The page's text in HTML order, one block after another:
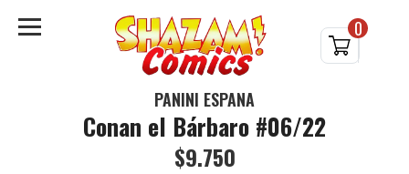
0
PANINI ESPAÑA
Conan el Bárbaro #06/22
$9.750